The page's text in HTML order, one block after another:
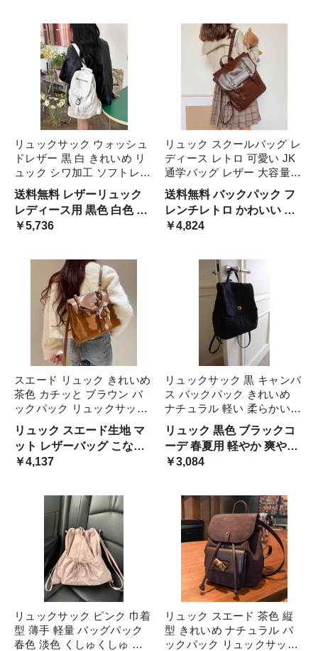
ジュアル デニム きれいめ
スクールバッグ ショルダー
肩掛け ジーンズ
ズケース プールバッグ スポ
ーツバッグ フィットネスバ
通勤 遠足
リュックサック ウォッシュ
ドレザー 黒 白 きれいめ リ
ュック シワ加工 ソフトレザ
ー 大容量 韓国系 オシャレ
高級感 かぶせ アメリカン
ブラック ホワイト セレブ
無地 ハイセンス バッ 高見
送料無料 レザーリュック
レディース用 黒色 白色 レ
ザーバッグ スクール カレ
ィス ビジネスバッグ クラ
シカル 使いやすい たくさ
ん入る
￥5,736
リュック スクールバッグ レ
ディース レトロ 可愛い JK
通学バッグ レザー 大容量
カレッジ スタイル 韓国系
個性的 かぶせ リュックサッ
ク 黒 ブラック ブラウン 収
納力 たくさん入る 茶色
送料無料 バックパック フ
レンチレトロ かわいい 女
子高生 通学用 学校用 制服
フィス ソフトレザー 光沢
きれいめ 縦型 量産系 ナチ
￥4,824
スエード リュック きれいめ
茶色 カチッと ブラウン バ
ックパック リュックサック
2way ハンド トート 異素材
MIX 切り替え かぶせデザイ
ン スクエア型 個性的 取手
四 おしゃれ
リュック スエード生地 マ
ット レザーバッグ こなれ
感 エレガント 大人女子 量
ル リュック ハンドバック
フォーマル きちんと お嬢
￥4,137
リュックサック 黒 キャンバ
ス バックパック きれいめ
ナチュラル 軽い 柔らかい
春夏 レディース リュック
縦型 大容量 A4 ちょうどい
い マザーズバッグ 便利 ベ
ーシック 使いやすい 通 定
リュック 黒色 ブラックコ
ーデ 春夏用 軽やか 爽やか
軽量 女性用 オシャレ ママ
様 総柄 合わせやすい 収納
力 かぶせ 持ち手付 ハンド
￥3,084
リュックサック ピンク 巾着
型 薄手 軽量 バッグパック
春色 淡色 くしゅくしゅ レ
リュック スエード 茶色 縦
型 きれいめ ナチュラル バ
ックパック リュックサック